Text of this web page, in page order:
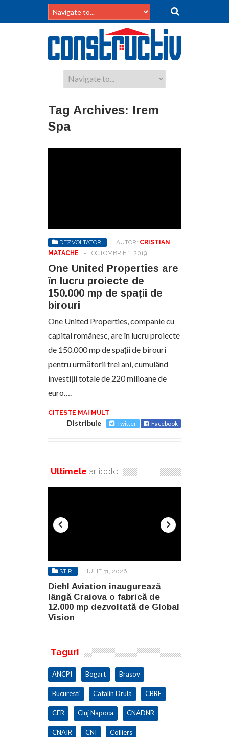
Tag Archives: Irem
Spa
DEZVOLTATORI AUTOR: CRISTIAN
MATACHE
- OCTOMBRIE 1, 2019
One United Properties are
în lucru proiecte de
150.000 mp de spații de
birouri
One United Properties, companie cu
capital românesc, are în lucru proiecte
de 150.000 mp de spații de birouri
pentru următorii trei ani, cumulând
investiții totale de 220 milioane de
euro….
CITESTE MAI MULT
Distribuie Twitter Facebook
Ultimele articole
STIRI IULIE 31, 2026
Diehl Aviation inaugurează
lângă Craiova o fabrică de
12.000 mp dezvoltată de Global
Vision
Taguri
ANCPI Bogart Brasov
Bucuresti Catalin Drula CBRE
CFR Cluj Napoca CNADNR
CNAIR CNI Colliers